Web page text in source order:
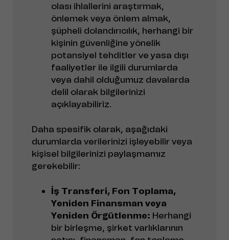
olası ihlallerini araştırmak,
önlemek veya önlem almak,
şüpheli dolandırıcılık, herhangi bir
kişinin güvenliğine yönelik
potansiyel tehditler ve yasa dışı
faaliyetler ile ilgili durumlarda
veya dahil olduğumuz davalarda
delil olarak bilgilerinizi
açıklayabiliriz.
Daha spesifik olarak, aşağıdaki
durumlarda verilerinizi işleyebilir veya
kişisel bilgilerinizi paylaşmamız
gerekebilir:
İş Transferi, Fon Toplama,
Yeniden Finansman veya
Yeniden Örgütlenme: Herhangi
bir birleşme, şirket varlıklarının